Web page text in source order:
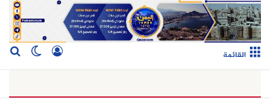
تسجيل القائمة